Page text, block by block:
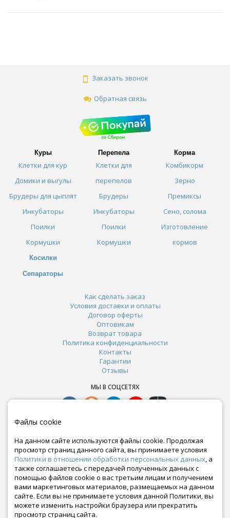
Заказать звонок
Обратная связь
Куры
Клетки для кур
Домики и выгулы
Брудеры для цыплят
Инкубаторы
Поилки
Кормушки
Косилки
Сепараторы
Перепела
Клетки для
перепелов
Брудеры
Инкубаторы
Поилки
Кормушки
Корма
Комбикорм
Зерно
Премиксы
Сено, солома
Изготовление
кормов
Как сделать заказ
Условия доставки и оплаты
Договор оферты
Оптовикам
Возврат товара
Политика конфиденциальности
Контакты
Гарантии
Отзывы
МЫ В СОЦСЕТЯХ
Почта:
crazy-ferma@yandex.ru
Файлы cookie
На данном сайте используются файлы cookie. Продолжая
просмотр страниц данного сайта, вы принимаете условия
Политики в отношении обработки персональных данных, а
также соглашаетесь с передачей полученных данных с
помощью файлов cookie о вас третьим лицам и получением
вами маркетинговых материалов, размещаемых на данном
сайте. Если вы не принимаете условия данной Политики, вы
можете изменить настройки браузера или прекратить
просмотр страниц сайта.